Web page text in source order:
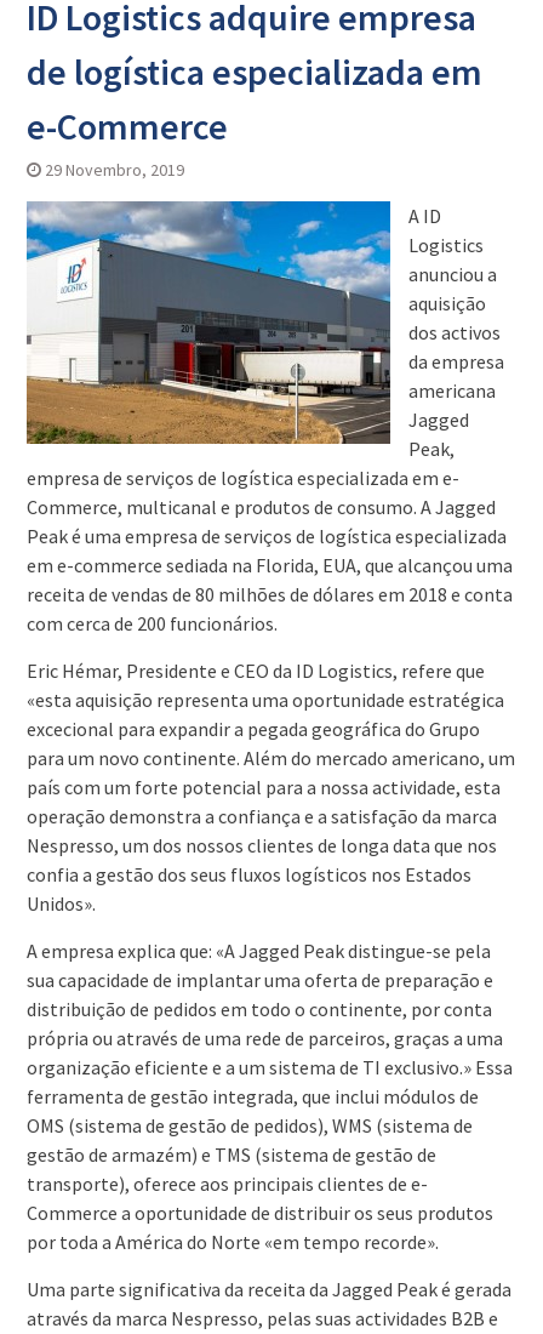
ID Logistics adquire empresa
de logística especializada em
e-Commerce
29 Novembro, 2019
A ID
Logistics
anunciou a
aquisição
dos activos
da empresa
americana
Jagged
Peak,
empresa de serviços de logística especializada em e-
Commerce, multicanal e produtos de consumo. A Jagged
Peak é uma empresa de serviços de logística especializada
em e-commerce sediada na Florida, EUA, que alcançou uma
receita de vendas de 80 milhões de dólares em 2018 e conta
com cerca de 200 funcionários.
Eric Hémar, Presidente e CEO da ID Logistics, refere que
«esta aquisição representa uma oportunidade estratégica
excecional para expandir a pegada geográfica do Grupo
para um novo continente. Além do mercado americano, um
país com um forte potencial para a nossa actividade, esta
operação demonstra a confiança e a satisfação da marca
Nespresso, um dos nossos clientes de longa data que nos
confia a gestão dos seus fluxos logísticos nos Estados
Unidos».
A empresa explica que: «A Jagged Peak distingue-se pela
sua capacidade de implantar uma oferta de preparação e
distribuição de pedidos em todo o continente, por conta
própria ou através de uma rede de parceiros, graças a uma
organização eficiente e a um sistema de TI exclusivo.» Essa
ferramenta de gestão integrada, que inclui módulos de
OMS (sistema de gestão de pedidos), WMS (sistema de
gestão de armazém) e TMS (sistema de gestão de
transporte), oferece aos principais clientes de e-
Commerce a oportunidade de distribuir os seus produtos
por toda a América do Norte «em tempo recorde».
Uma parte significativa da receita da Jagged Peak é gerada
através da marca Nespresso, pelas suas actividades B2B e